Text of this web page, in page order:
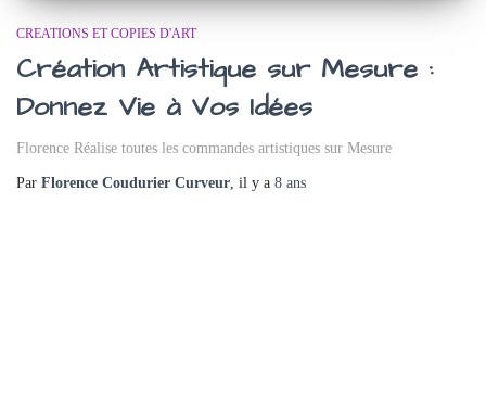
CREATIONS ET COPIES D'ART
Création Artistique sur Mesure :
Donnez Vie à Vos Idées
Florence Réalise toutes les commandes artistiques sur Mesure
Par Florence Coudurier Curveur , il y a 8 ans